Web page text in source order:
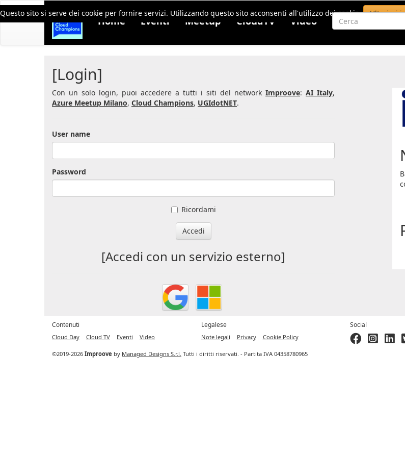
Questo sito si serve dei cookie per fornire servizi. Utilizzando questo sito acconsenti all'utilizzo dei cookie. Ulteriori
Home Eventi Meetup CloudTV Video
[Login]
Con un solo login, puoi accedere a tutti i siti del network Improove: AI Italy,
Azure Meetup Milano, Cloud Champions, UGIdotNET.
User name
Password
Ricordami
Accedi
[Accedi con un servizio esterno]
Contenuti
Cloud Day Cloud TV Eventi Video
Legalese
Note legali Privacy Cookie Policy
Social
©2019-2026 Improove by Managed Designs S.r.l. Tutti i diritti riservati. - Partita IVA 04358780965